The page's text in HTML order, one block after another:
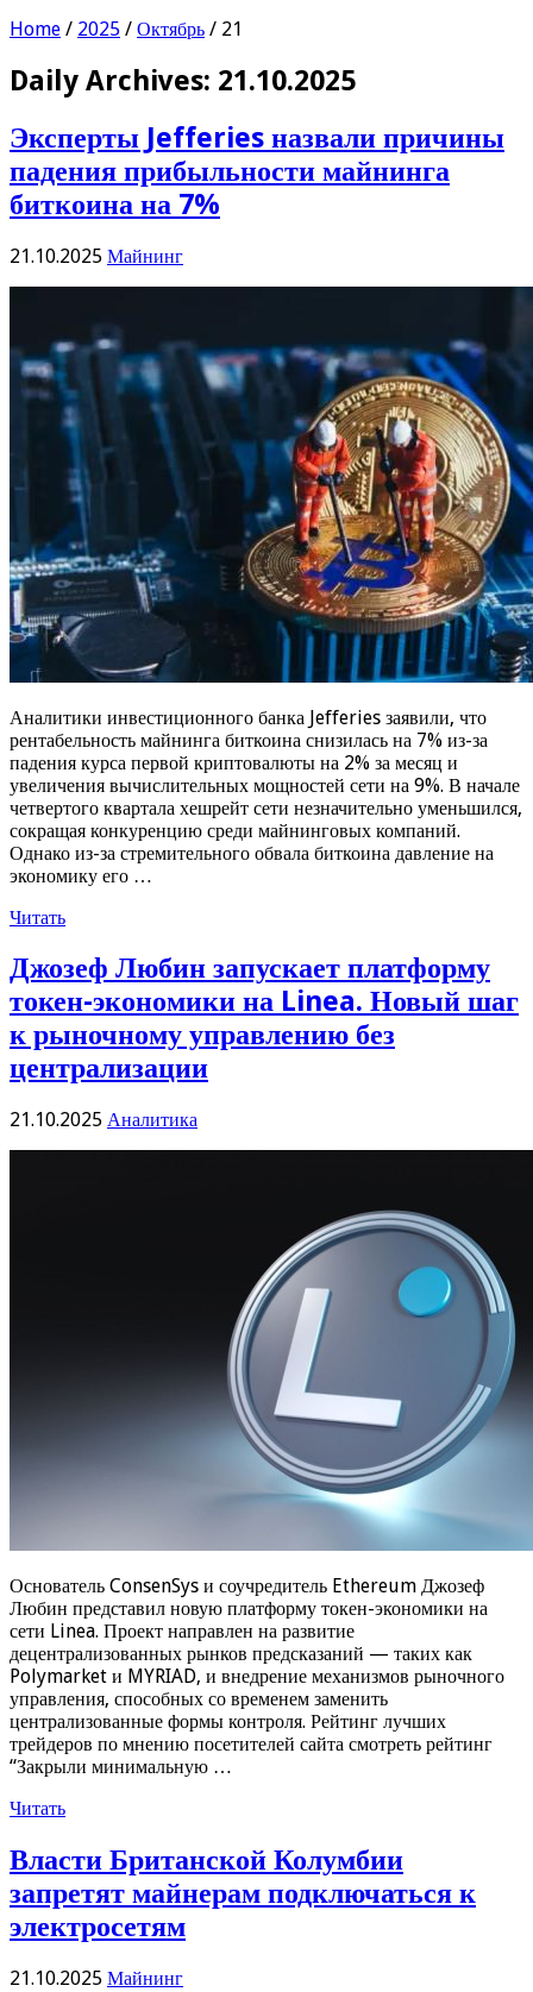
Home / 2025 / Октябрь / 21
Daily Archives: 21.10.2025
Эксперты Jefferies назвали причины
падения прибыльности майнинга
биткоина на 7%
21.10.2025 Майнинг
Аналитики инвестиционного банка Jefferies заявили, что
рентабельность майнинга биткоина снизилась на 7% из-за
падения курса первой криптовалюты на 2% за месяц и
увеличения вычислительных мощностей сети на 9%. В начале
четвертого квартала хешрейт сети незначительно уменьшился,
сокращая конкуренцию среди майнинговых компаний.
Однако из-за стремительного обвала биткоина давление на
экономику его …
Читать
Джозеф Любин запускает платформу
токен-экономики на Linea. Новый шаг
к рыночному управлению без
централизации
21.10.2025 Аналитика
Основатель ConsenSys и соучредитель Ethereum Джозеф
Любин представил новую платформу токен-экономики на
сети Linea. Проект направлен на развитие
децентрализованных рынков предсказаний — таких как
Polymarket и MYRIAD, и внедрение механизмов рыночного
управления, способных со временем заменить
централизованные формы контроля. Рейтинг лучших
трейдеров по мнению посетителей сайта смотреть рейтинг
“Закрыли минимальную …
Читать
Власти Британской Колумбии
запретят майнерам подключаться к
электросетям
21.10.2025 Майнинг